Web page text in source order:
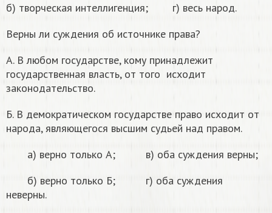
б) творческая интеллигенция; г) весь народ.
Верны ли суждения об источнике права?
А. В любом государстве, кому принадлежит
государственная власть, от того исходит
законодательство.
Б. В демократическом государстве право исходит от
народа, являющегося высшим судьей над правом.
а) верно только А; в) оба суждения верны;
б) верно только Б; г) оба суждения
неверны.